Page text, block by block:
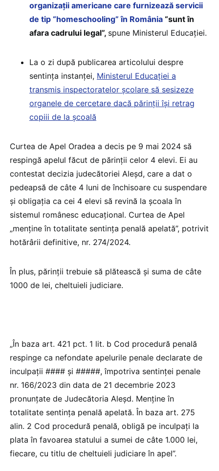
organizații americane care furnizează servicii
de tip “homeschooling” în România “sunt în
afara cadrului legal”, spune Ministerul Educației.
La o zi după publicarea articolului despre
sentința instanței, Ministerul Educației a
transmis inspectoratelor școlare să sesizeze
organele de cercetare dacă părinții își retrag
copiii de la școală
Curtea de Apel Oradea a decis pe 9 mai 2024 să
respingă apelul făcut de părinții celor 4 elevi. Ei au
contestat decizia judecătoriei Aleșd, care a dat o
pedeapsă de câte 4 luni de închisoare cu suspendare
și obligația ca cei 4 elevi să revină la școala în
sistemul românesc educațional. Curtea de Apel
„menţine în totalitate sentinţa penală apelată”, potrivit
hotărârii definitive, nr. 274/2024.
În plus, părinții trebuie să plătească și suma de câte
1000 de lei, cheltuieli judiciare.
„În baza art. 421 pct. 1 lit. b Cod procedură penală
respinge ca nefondate apelurile penale declarate de
inculpaţii #### şi #####, împotriva sentinţei penale
nr. 166/2023 din data de 21 decembrie 2023
pronunţate de Judecătoria Aleşd. Menţine în
totalitate sentinţa penală apelată. În baza art. 275
alin. 2 Cod procedură penală, obligă pe inculpaţi la
plata în favoarea statului a sumei de câte 1.000 lei,
fiecare, cu titlu de cheltuieli judiciare în apel”.